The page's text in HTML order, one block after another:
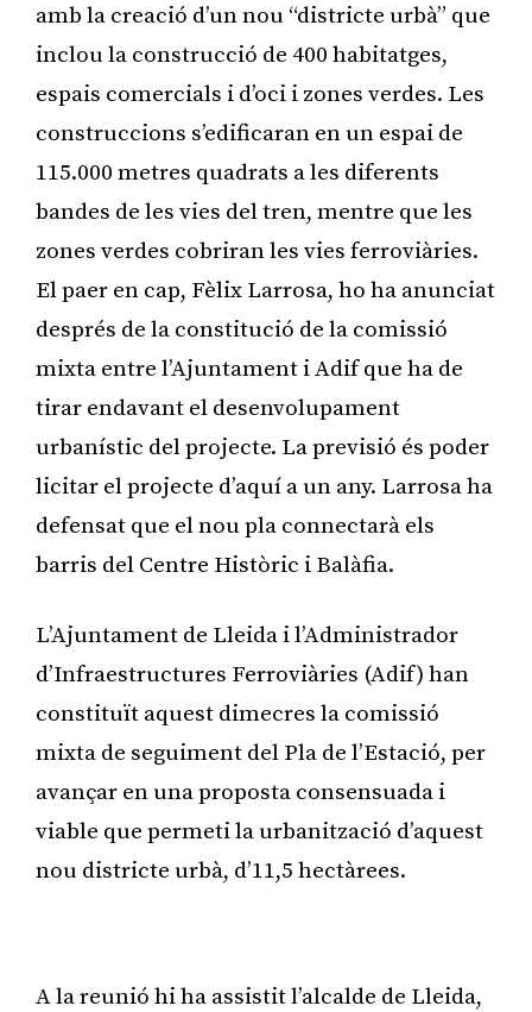
amb la creació d’un nou “districte urbà” que
inclou la construcció de 400 habitatges,
espais comercials i d’oci i zones verdes. Les
construccions s’edificaran en un espai de
115.000 metres quadrats a les diferents
bandes de les vies del tren, mentre que les
zones verdes cobriran les vies ferroviàries.
El paer en cap, Fèlix Larrosa, ho ha anunciat
després de la constitució de la comissió
mixta entre l’Ajuntament i Adif que ha de
tirar endavant el desenvolupament
urbanístic del projecte. La previsió és poder
licitar el projecte d’aquí a un any. Larrosa ha
defensat que el nou pla connectarà els
barris del Centre Històric i Balàfia.
L’Ajuntament de Lleida i l’Administrador
d’Infraestructures Ferroviàries (Adif) han
constituït aquest dimecres la comissió
mixta de seguiment del Pla de l’Estació, per
avançar en una proposta consensuada i
viable que permeti la urbanització d’aquest
nou districte urbà, d’11,5 hectàrees.
A la reunió hi ha assistit l’alcalde de Lleida,